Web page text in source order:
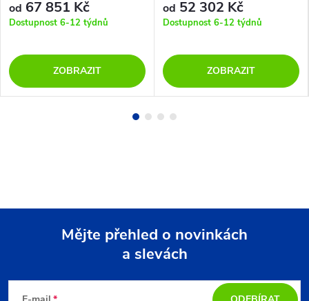
od 67 851 Kč
Dostupnost 6-12 týdnů
ZOBRAZIT
od 52 302 Kč
Dostupnost 6-12 týdnů
ZOBRAZIT
Mějte přehled o novinkách
a slevách